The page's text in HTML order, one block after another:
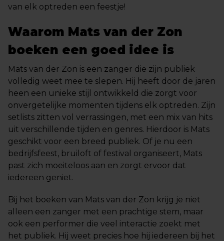
van elk optreden een feestje!
Waarom Mats van der Zon
boeken een goed idee is
Mats van der Zon is een zanger die zijn publiek
volledig weet mee te slepen. Hij heeft door de jaren
heen een unieke stijl ontwikkeld die zorgt voor
onvergetelijke momenten tijdens elk optreden. Zijn
setlists zitten vol verrassingen, met een mix van hits
uit verschillende tijden en genres. Hierdoor is Mats
geschikt voor een breed publiek. Of je nu een
bedrijfsfeest, bruiloft of festival organiseert, Mats
past zich moeiteloos aan en zorgt ervoor dat
iedereen geniet.
Bij het boeken van Mats van der Zon krijg je niet
alleen een zanger met een prachtige stem, maar
ook een performer die veel interactie zoekt met
het publiek. Hij weet precies hoe hij iedereen bij het